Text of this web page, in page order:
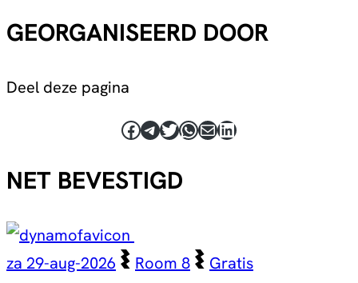
GEORGANISEERD DOOR
Deel deze pagina
Facebook
Telegram
Twitter
WhatsApp
E-mailLinkedIn
NET BEVESTIGD
za 29-aug-2026 Room 8 Gratis